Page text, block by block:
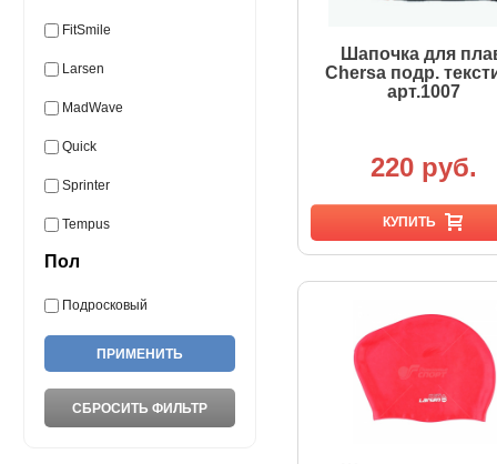
FitSmile
Larsen
MadWave
Quick
Sprinter
Tempus
Пол
Подросковый
Шапочка для
Chersa подр.
арт.1007
220 руб.
КУПИТЬ